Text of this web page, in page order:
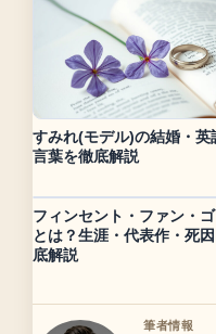
すみれ(モデル)の結婚・英
言葉を徹底解説
フィンセント・ファン・
とは？生涯・代表作・死
底解説
筆者情報